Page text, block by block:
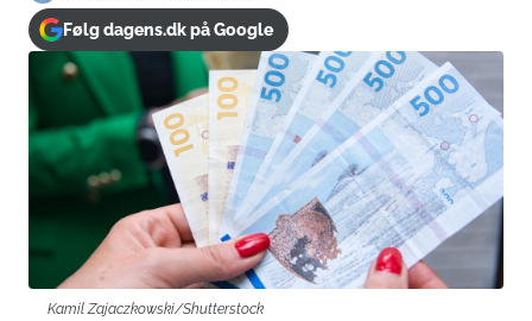
Følg dagens.dk på Google
Kamil Zajaczkowski/Shutterstock